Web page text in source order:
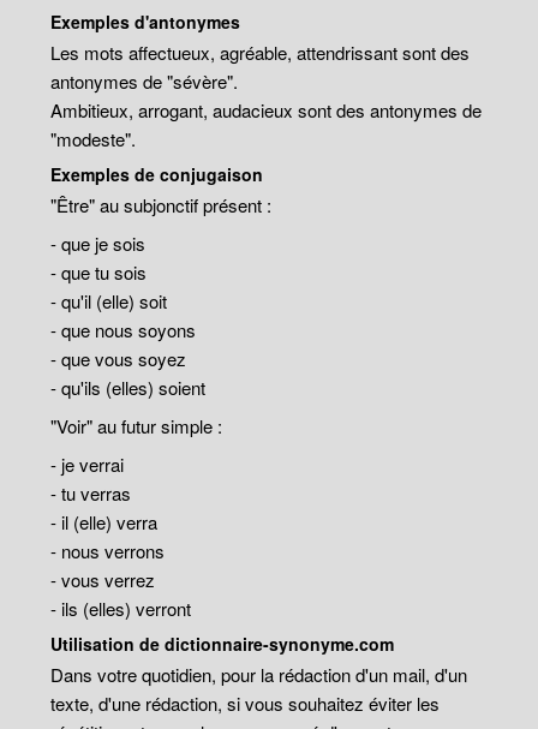
Exemples d'antonymes
Les mots affectueux, agréable, attendrissant sont des
antonymes de "sévère".
Ambitieux, arrogant, audacieux sont des antonymes de
"modeste".
Exemples de conjugaison
"Être" au subjonctif présent :
- que je sois
- que tu sois
- qu'il (elle) soit
- que nous soyons
- que vous soyez
- qu'ils (elles) soient
"Voir" au futur simple :
- je verrai
- tu verras
- il (elle) verra
- nous verrons
- vous verrez
- ils (elles) verront
Utilisation de dictionnaire-synonyme.com
Dans votre quotidien, pour la rédaction d'un mail, d'un
texte, d'une rédaction, si vous souhaitez éviter les